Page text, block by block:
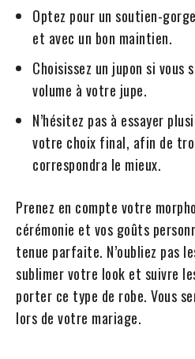
Optez pour un soutien-
et avec un bon maintien.
Choisissez un jupon si vous
volume à votre jupe.
N’hésitez pas à essayer
votre choix final, afin de
correspondra le mieux.
Prenez en compte votre
cérémonie et vos goûts
tenue parfaite. N’oubliez pas
sublimer votre look et suivre
porter ce type de robe. Vous
lors de votre mariage.